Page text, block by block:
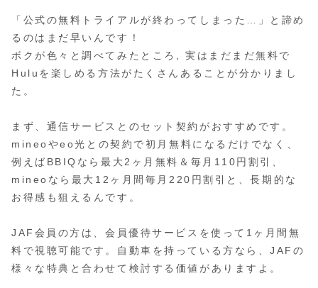
「公式の無料トライアルが終わってしまった…」と諦め
るのはまだ早いんです！
ボクが色々と調べてみたところ, 実はまだまだ無料で
Huluを楽しめる方法がたくさんあることが分かりまし
た。
まず、通信サービスとのセット契約がおすすめです。
mineoやeo光との契約で初月無料になるだけでなく、
例えばBBIQなら最大2ヶ月無料＆毎月110円割引、
mineoなら最大12ヶ月間毎月220円割引と、長期的な
お得感も狙えるんです。
JAF会員の方は、会員優待サービスを使って1ヶ月間無
料で視聴可能です。自動車を持っている方なら、JAFの
様々な特典と合わせて検討する価値がありますよ。